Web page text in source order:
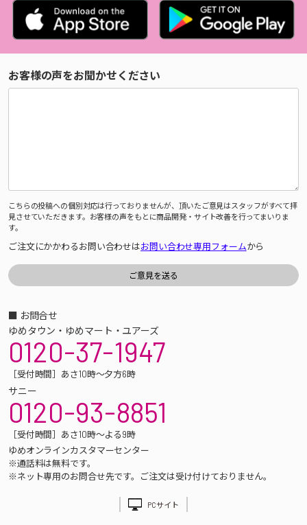
お客様の声をお聞かせください
こちらの投稿への個別対応は行っておりませんが、頂いたご意見はスタッフがすべて拝
見させていただきます。お客様の声をもとに商品開発・サイト改善を行ってまいりま
す。
ご注文にかかわるお問い合わせはお問い合わせ専用フォームから
■ お問合せ
ゆめタウン・ゆめマート・ユアーズ
0120-37-1947
［受付時間］あさ10時～夕方6時
サニー
0120-93-8851
［受付時間］あさ10時～よる9時
ゆめオンラインカスタマーセンター
※通話料は無料です。
※ネット専用のお問合せ先です。ご注文は受け付けておりません。
PCサイト